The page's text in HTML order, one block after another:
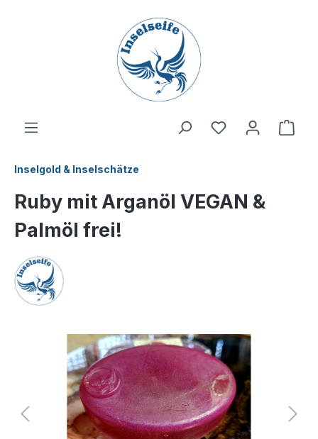
Inselgold & Inselschätze
Ruby mit Arganöl VEGAN &
Palmöl frei!